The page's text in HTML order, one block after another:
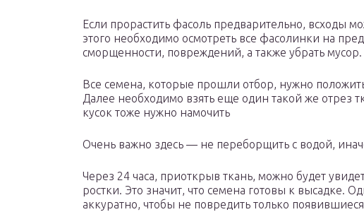
Если прорастить фасоль предварительно, всходы
этого необходимо осмотреть все фасолинки на
сморщенности, повреждений, а также убрать мусор.
Все семена, которые прошли отбор, нужно
Далее необходимо взять еще один такой же отрез
кусок тоже нужно намочить
Очень важно здесь — не переборщить с водой,
Через 24 часа, приоткрыв ткань, можно будет
ростки. Это значит, что семена готовы к высадке.
аккуратно, чтобы не повредить только